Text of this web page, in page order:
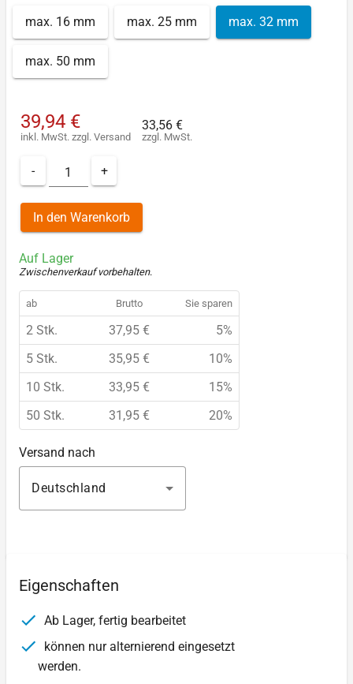
max. 16 mm max. 25 mm max. 32 mm
max. 50 mm
39,94 €
inkl. MwSt. zzgl. Versand
33,56 €
zzgl. MwSt.
- +
In den Warenkorb
Auf Lager
Zwischenverkauf vorbehalten.
ab Brutto Sie sparen
2 Stk. 37,95 €
5%
5 Stk.
35,95 €
10%
10 Stk.
33,95 €
15%
50 Stk.
31,95 € 20%
Versand nach
Deutschland
Eigenschaften
Ab Lager, fertig bearbeitet
können nur alternierend eingesetzt
werden.